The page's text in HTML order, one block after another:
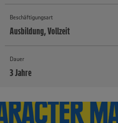
Beschäftigungsart
Ausbildung, Vollzeit
Dauer
3 Jahre